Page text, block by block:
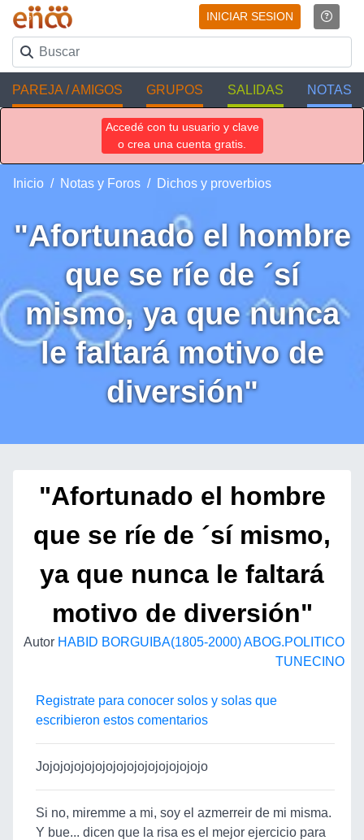
INICIAR SESION
PAREJA / AMIGOS GRUPOS SALIDAS NOTAS
Accedé con tu usuario y clave
o crea una cuenta gratis.
Inicio Notas y Foros Dichos y proverbios
"Afortunado el hombre
que se ríe de ´sí
mismo, ya que nunca
le faltará motivo de
diversión"
"Afortunado el hombre
que se ríe de ´sí mismo,
ya que nunca le faltará
motivo de diversión"
Autor HABID BORGUIBA(1805-2000) ABOG.POLITICO
TUNECINO
Registrate para conocer solos y solas que
escribieron estos comentarios
Jojojojojojojojojojojojojojojojo
Si no, miremme a mi, soy el azmerreir de mi misma.
Y bue... dicen que la risa es el mejor ejercicio para